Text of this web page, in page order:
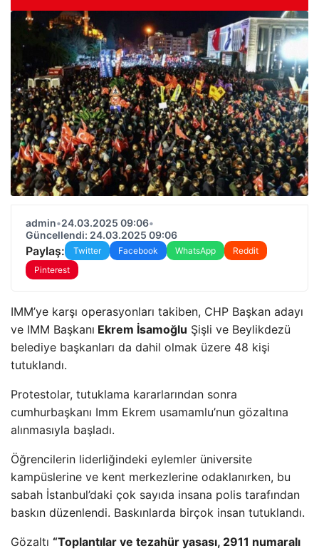
admin•24.03.2025 09:06•
Güncellendi: 24.03.2025 09:06
Paylaş: Twitter Facebook WhatsApp
Reddit
Pinterest
IMM’ye karşı operasyonları takiben, CHP Başkan adayı
ve IMM Başkanı Ekrem İsamoğlu Şişli ve Beylikdezü
belediye başkanları da dahil olmak üzere 48 kişi
tutuklandı.
Protestolar, tutuklama kararlarından sonra
cumhurbaşkanı Imm Ekrem usamamlu’nun gözaltına
alınmasıyla başladı.
Öğrencilerin liderliğindeki eylemler üniversite
kampüslerine ve kent merkezlerine odaklanırken, bu
sabah İstanbul’daki çok sayıda insana polis tarafından
baskın düzenlendi. Baskınlarda birçok insan tutuklandı.
Gözaltı “Toplantılar ve tezahür yasası, 2911 numaralı